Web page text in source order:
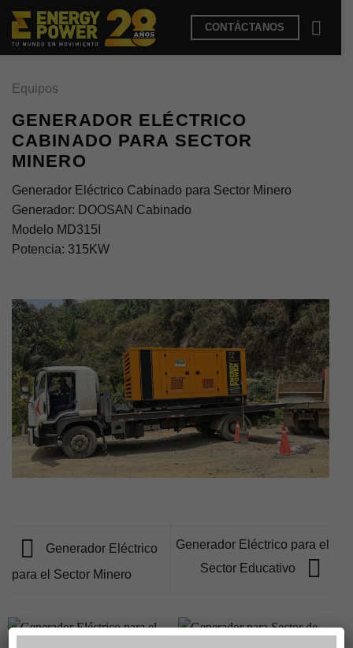
Saltar
contenido
CONTÁCTANOS
Equipos
GENERADOR ELÉCTRICO
CABINADO PARA SECTOR
MINERO
Generador Eléctrico Cabinado para Sector Minero
Generador: DOOSAN Cabinado
Modelo MD315I
Potencia: 315KW
Generador Eléctrico
para el Sector Minero
Generador Eléctrico para el
Sector Educativo